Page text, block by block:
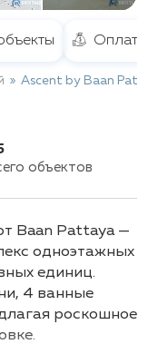
Оплата
Ascent by Baan
45
Baan Pattaya —
одноэтажных
единиц.
4 ванные
роскошное